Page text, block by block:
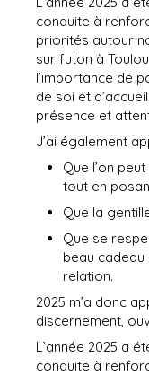
conduite à
priorités autour
sur futon à
l’importance de
de soi et
présence et
J’ai également
Que l’on
tout en
Que la
Que se
beau cadeau
relation.
2025 m’a donc
discernement,
L’année 2025 a
conduite à